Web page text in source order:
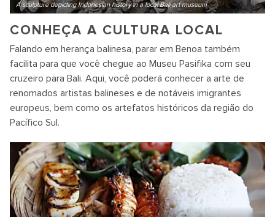
A sculpture depicting Indonesian history in a local Bali art museum
CONHEÇA A CULTURA LOCAL
Falando em herança balinesa, parar em Benoa também
facilita para que você chegue ao Museu Pasifika com seu
cruzeiro para Bali. Aqui, você poderá conhecer a arte de
renomados artistas balineses e de notáveis imigrantes
europeus, bem como os artefatos históricos da região do
Pacífico Sul.